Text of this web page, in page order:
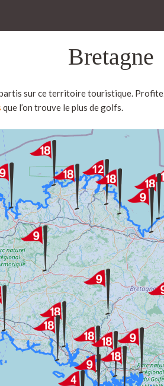
Bretagne
sur ce territoire touristique.
que l’on trouve le plus de golfs.